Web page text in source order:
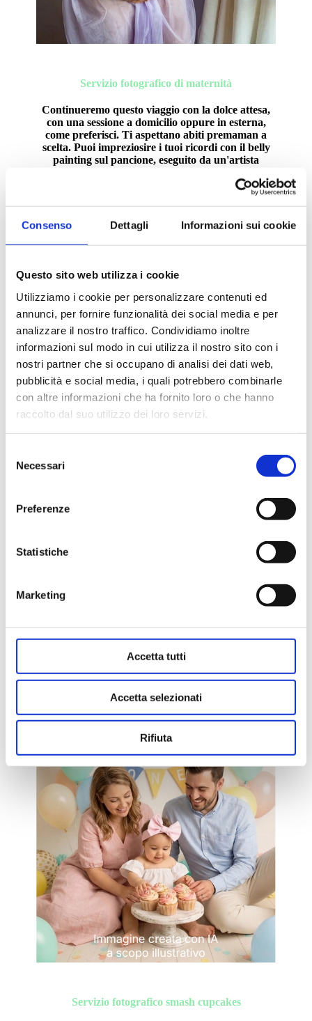
Consenso Dettagli Informazioni sui cookie
Questo sito web utilizza i cookie
Utilizziamo i cookie per personalizzare contenuti ed
annunci, per fornire funzionalità dei social media e per
analizzare il nostro traffico. Condividiamo inoltre
informazioni sul modo in cui utilizza il nostro sito con i
nostri partner che si occupano di analisi dei dati web,
pubblicità e social media, i quali potrebbero combinarle
con altre informazioni che ha fornito loro o che hanno
raccolto dal suo utilizzo dei loro servizi.
delNecessari
Preferenze
Statistiche
Marketing
Accetta tutti
Accetta selezionati
Rifiuta
Servizio fotografico di maternità
Continueremo questo viaggio con la dolce attesa,
con una sessione a domicilio oppure in esterna,
come preferisci. Ti aspettano abiti premaman a
scelta. Puoi impreziosire i tuoi ricordi con il belly
painting sul pancione, eseguito da un'artista
Scopri tutti i dettagli per la sessione
Un cambiamento di vita enorme, è arrivata
finalmente la creatura tanto attesa. La Crisalide si
asciugarsi le ali prima di spiccare il volo. Insieme
cuciremo su misura la sessione con il tuo bambino
fotografico newborn
Servizio fotografico smash cupcakes